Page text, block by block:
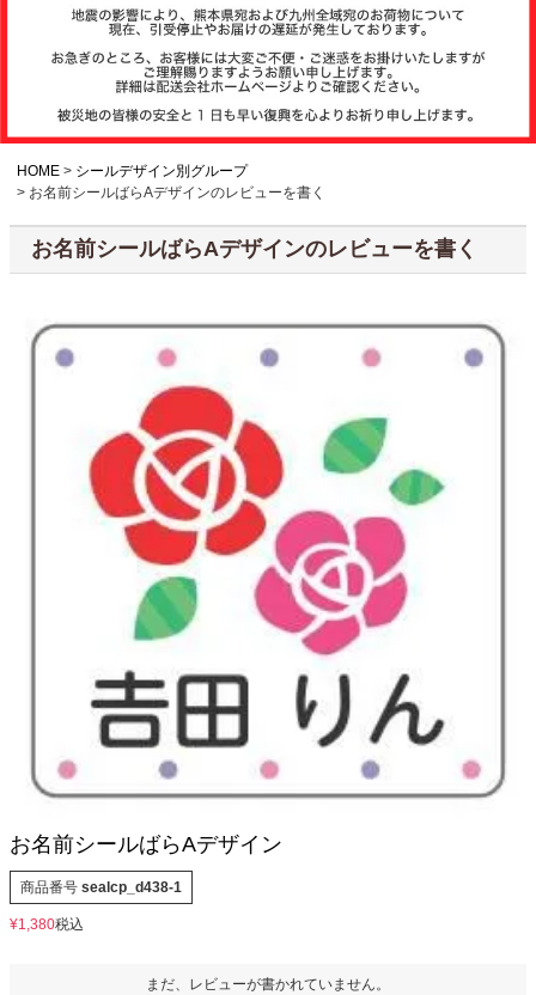
注文履歴
納期・発送方法
について
よくある質問
商品ガイド
会社概要
お問い合わせ
らせ
HOME
シールデザイン別グループ
お名前シールばらAデザインのレビューを書く
お名前シールばらAデザインのレビューを書く
お名前シールばらAデザイン
商品番号 sealcp_d438-1
¥1,380税込
まだ、レビューが書かれていません。